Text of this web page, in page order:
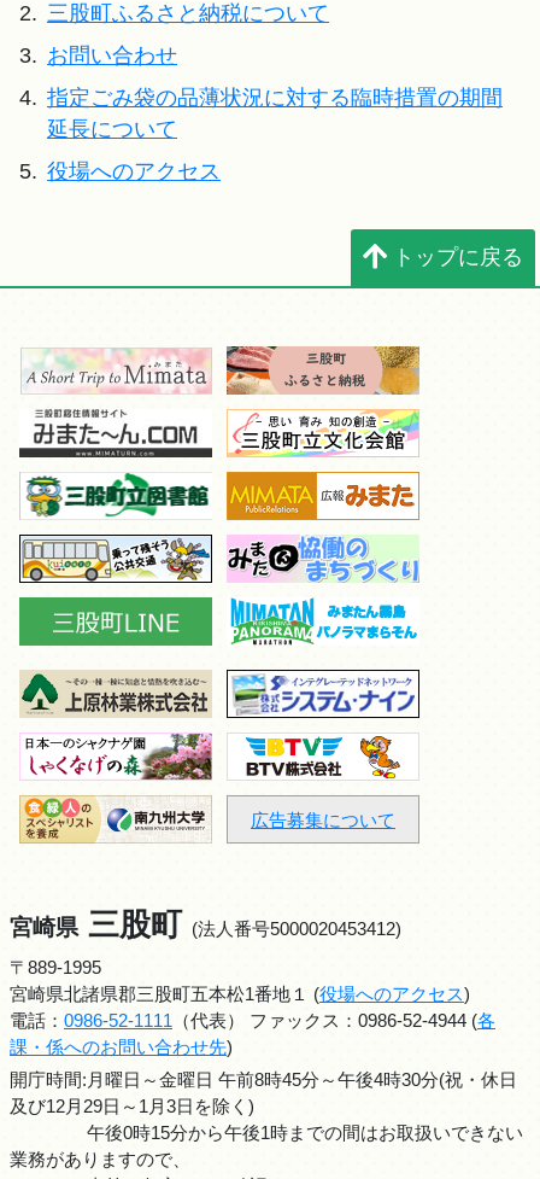
2. 三股町ふるさと納税について
3. お問い合わせ
4. 指定ごみ袋の品薄状況に対する臨時措置の期間
延長について
5. 役場へのアクセス
トップに戻る
広告募集について
宮崎県 三股町 (法人番号5000020453412)
〒889-1995
宮崎県北諸県郡三股町五本松1番地１ (役場へのアクセス)
電話： 0986-52-1111 （代表） ファックス：0986-52-4944 (各
課・係へのお問い合わせ先)
開庁時間:月曜日～金曜日 午前8時45分～午後4時30分(祝・休日
及び12月29日～1月3日を除く)
午後0時15分から午後1時までの間はお取扱いできない
業務がありますので、